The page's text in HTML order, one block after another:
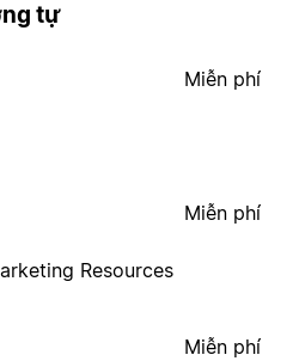
tự
Miễn phí
Resources
Miễn phí
Miễn phí